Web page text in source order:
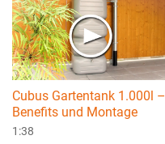
Cubus Gartentank 1.000l –
Benefits und Montage
1:38